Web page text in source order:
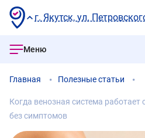
г. Якутск, ул.
Меню
Главная Полезные статьи
Когда венозная система
без симптомов